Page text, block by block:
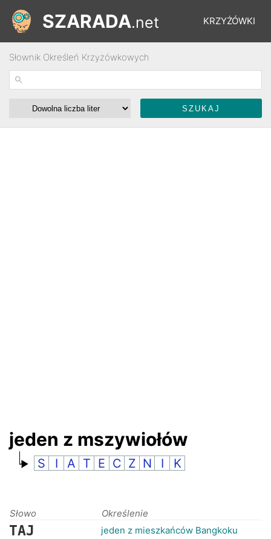
KRZYŻÓWKI
ŁAMIGŁÓWKI
SZARADA.net
Słownik Określeń Krzyżówkowych
jeden z mszywiołów
S I A T E C Z N I K
Słowo Określenie
TAJ jeden z mieszkańców Bangkoku